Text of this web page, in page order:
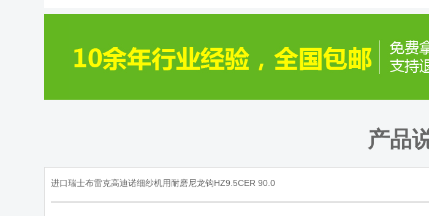
产品
进口瑞士布雷克高迪诺细纱机用耐磨尼龙钩HZ9.5CER 90.0